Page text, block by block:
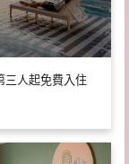
三人起免費入住